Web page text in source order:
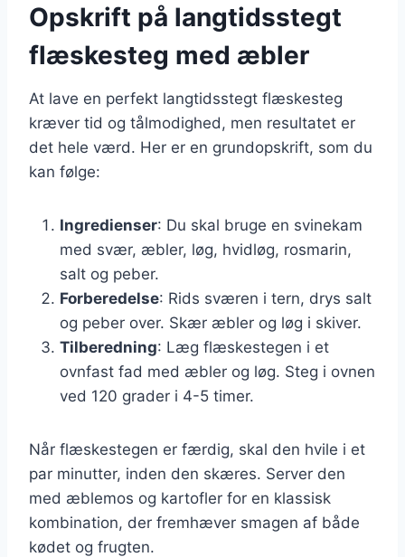
Opskrift på langtidsstegt
flæskesteg med æbler
At lave en perfekt langtidsstegt flæskesteg
kræver tid og tålmodighed, men resultatet er
det hele værd. Her er en grundopskrift, som du
kan følge:
Ingredienser: Du skal bruge en svinekam
med svær, æbler, løg, hvidløg, rosmarin,
salt og peber.
Forberedelse: Rids sværen i tern, drys salt
og peber over. Skær æbler og løg i skiver.
Tilberedning: Læg flæskestegen i et
ovnfast fad med æbler og løg. Steg i ovnen
ved 120 grader i 4-5 timer.
Når flæskestegen er færdig, skal den hvile i et
par minutter, inden den skæres. Server den
med æblemos og kartofler for en klassisk
kombination, der fremhæver smagen af både
kødet og frugten.